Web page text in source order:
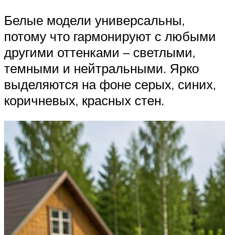
Белые модели универсальны,
потому что гармонируют с любыми
другими оттенками – светлыми,
темными и нейтральными. Ярко
выделяются на фоне серых, синих,
коричневых, красных стен.